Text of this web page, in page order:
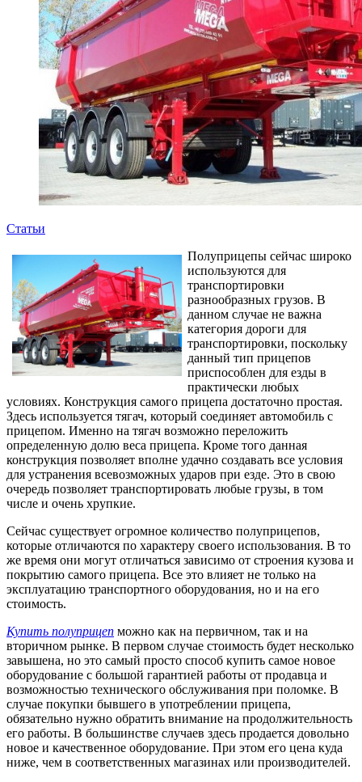
Статьи
Полуприцепы сейчас широко
используются для
транспортировки
разнообразных грузов. В
данном случае не важна
категория дороги для
транспортировки, поскольку
данный тип прицепов
приспособлен для езды в
практически любых
условиях. Конструкция самого прицепа достаточно простая.
Здесь используется тягач, который соединяет автомобиль с
прицепом. Именно на тягач возможно переложить
определенную долю веса прицепа. Кроме того данная
конструкция позволяет вполне удачно создавать все условия
для устранения всевозможных ударов при езде. Это в свою
очередь позволяет транспортировать любые грузы, в том
числе и очень хрупкие.
Сейчас существует огромное количество полуприцепов,
которые отличаются по характеру своего использования. В то
же время они могут отличаться зависимо от строения кузова и
покрытию самого прицепа. Все это влияет не только на
эксплуатацию транспортного оборудования, но и на его
стоимость.
Купить полуприцеп можно как на первичном, так и на
вторичном рынке. В первом случае стоимость будет несколько
завышена, но это самый просто способ купить самое новое
оборудование с большой гарантией работы от продавца и
возможностью технического обслуживания при поломке. В
случае покупки бывшего в употреблении прицепа,
обязательно нужно обратить внимание на продолжительность
его работы. В большинстве случаев здесь продается довольно
новое и качественное оборудование. При этом его цена куда
ниже, чем в соответственных магазинах или производителей.